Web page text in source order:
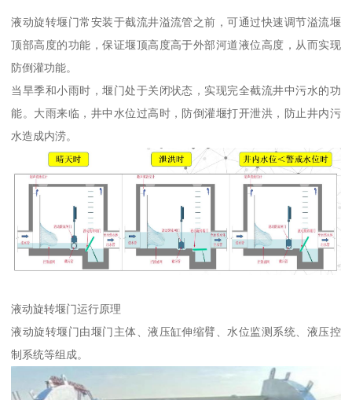
液动旋转堰门常安装于截流井溢流管之前，可通过快速调节溢流堰
顶部高度的功能，保证堰顶高度高于外部河道液位高度，从而实现
防倒灌功能。
当旱季和小雨时，堰门处于关闭状态，实现完全截流井中污水的功
能。大雨来临，井中水位过高时，防倒灌堰打开泄洪，防止井内污
水造成内涝。
液动旋转堰门运行原理
液动旋转堰门由堰门主体、液压缸伸缩臂、水位监测系统、液压控
制系统等组成。